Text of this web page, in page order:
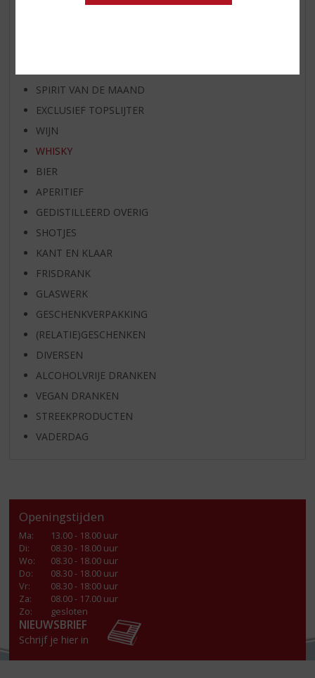
WIJN VAN DE MAAND
SPIRIT VAN DE MAAND
EXCLUSIEF TOPSLIJTER
WIJN
WHISKY
BIER
APERITIEF
GEDISTILLEERD OVERIG
SHOTJES
KANT EN KLAAR
FRISDRANK
GLASWERK
GESCHENKVERPAKKING
(RELATIE)GESCHENKEN
DIVERSEN
ALCOHOLVRIJE DRANKEN
VEGAN DRANKEN
STREEKPRODUCTEN
VADERDAG
Openingstijden
Ma:
13.00 - 18.00 uur
Di:
08.30 - 18.00 uur
Wo:
08.30 - 18.00 uur
Do:
08.30 - 18.00 uur
Vr:
08.30 - 18:00 uur
Za:
08.00 - 17.00 uur
Zo:
gesloten
NIEUWSBRIEF
Schrijf je hier in